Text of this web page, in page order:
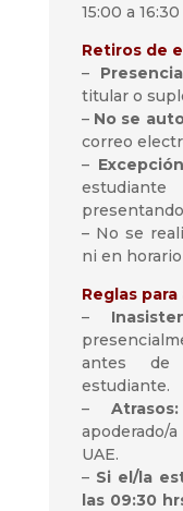
15:00 a
Retiros de
–
titular o
– No se
correo
–
– No se
ni en
Reglas
–
antes de
estudiante.
–Atrasos:
apoderado/
UAE.
– Si el/la
las 09:30